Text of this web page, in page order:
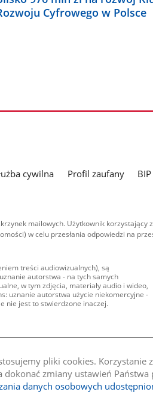
pliki cookies. Korzystanie
zmiany ustawień
danych osobowych
Cyfrowego w Polsce
cywilna Profil zaufany BIP
mailowych. Użytkownik
w celu przesłania odpowiedzi na
treści audiowizualnych), są
autorstwa - na tych samych
w tym zdjęcia, materiały audio i wideo,
uznanie autorstwa użycie niekomercyjne -
nie jest to stwierdzone inaczej.